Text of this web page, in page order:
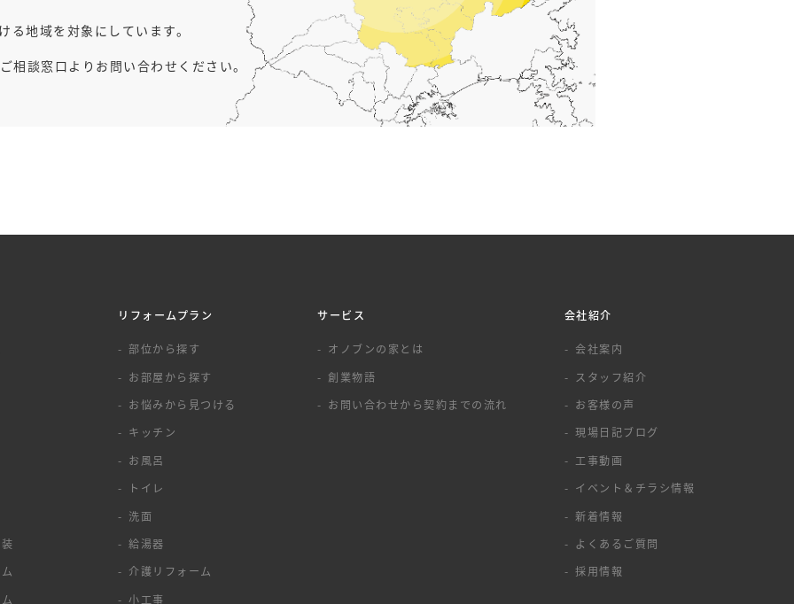
る地域を対象にしています。
相談窓口よりお問い合わせください。
リフォームプラン
部位から探す
お部屋から探す
お悩みから見つける
キッチン
お風呂
トイレ
洗面
給湯器
介護リフォーム
小工事
サービス
オノブンの家とは
創業物語
お問い合わせから契約までの流れ
会社紹介
会社案内
スタッフ紹介
お客様の声
現場日記ブログ
工事動画
イベント＆チラシ情報
新着情報
よくあるご質問
採用情報